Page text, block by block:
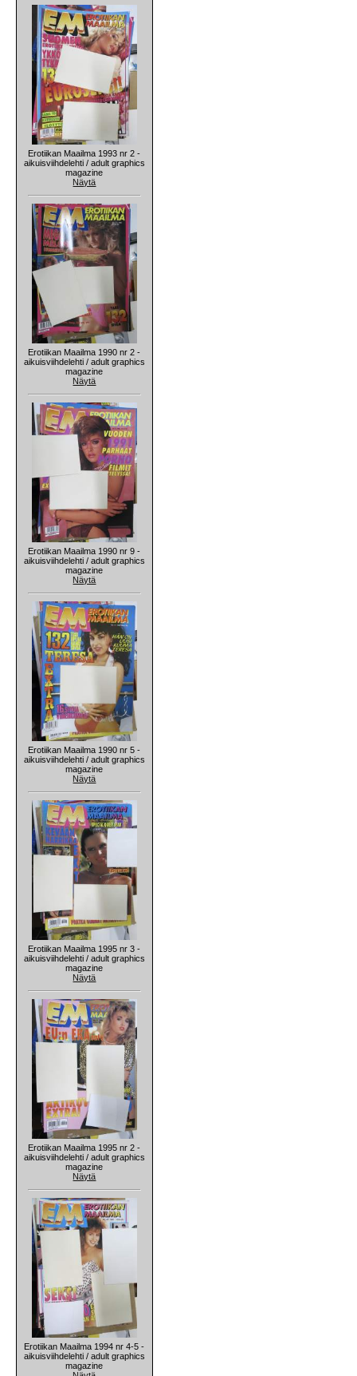
Erotiikan Maailma 1993 nr 2 -
aikuisviihdelehti / adult graphics
magazine
Näytä
Erotiikan Maailma 1990 nr 2 -
aikuisviihdelehti / adult graphics
magazine
Näytä
Erotiikan Maailma 1990 nr 9 -
aikuisviihdelehti / adult graphics
magazine
Näytä
Erotiikan Maailma 1990 nr 5 -
aikuisviihdelehti / adult graphics
magazine
Näytä
Erotiikan Maailma 1995 nr 3 -
aikuisviihdelehti / adult graphics
magazine
Näytä
Erotiikan Maailma 1995 nr 2 -
aikuisviihdelehti / adult graphics
magazine
Näytä
Erotiikan Maailma 1994 nr 4-5 -
aikuisviihdelehti / adult graphics
magazine